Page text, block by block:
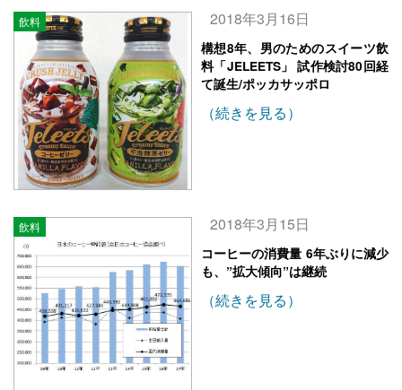
飲料 2018年3月16日
構想8年、男のためのスイーツ飲
料「JELEETS」 試作検討80回経
て誕生/ポッカサッポロ
（続きを見る）
飲料 2018年3月15日
コーヒーの消費量 6年ぶりに減少
も、”拡大傾向”は継続
（続きを見る）